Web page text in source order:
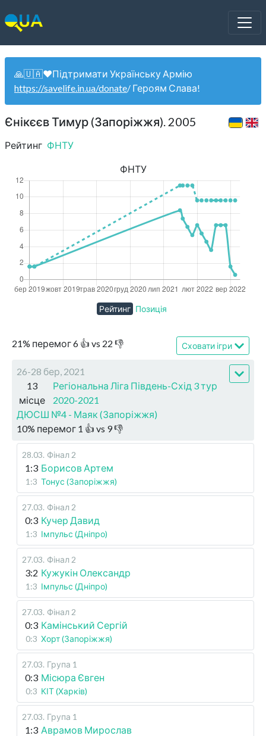
🙏🇺🇦❤️Підтримати Українську Армію
https://savelife.in.ua/donate/ Героям Слава!
Єнікєєв Тимур (Запоріжжя). 2005
Рейтинг ФНТУ
21% перемог6 👍 vs 22 👎 Сховати ігри
26-28 бер, 2021
13
місце
Регіональна Ліга Південь-Схід 3 тур
2020-2021
ДЮСШ №4 - Маяк (Запоріжжя)
10% перемог 1 👍 vs 9👎
28.03. Фінал 2
1:3 Борисов Артем
1:3 Тонус (Запоріжжя)
27.03. Фінал 2
0:3 Кучер Давид
1:3 Імпульс (Дніпро)
27.03. Фінал 2
3:2 Кужукін Олександр
1:3 Імпульс (Дніпро)
27.03. Фінал 2
0:3 Камінський Сергій
0:3 Хорт (Запоріжжя)
27.03. Група 1
0:3 Місюра Євген
0:3 КІТ (Харків)
27.03. Група 1
1:3 Аврамов Мирослав
ФНТУ
Рейтинг Позиція